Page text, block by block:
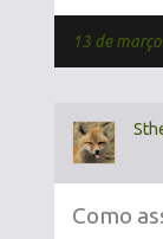
13 de
Como